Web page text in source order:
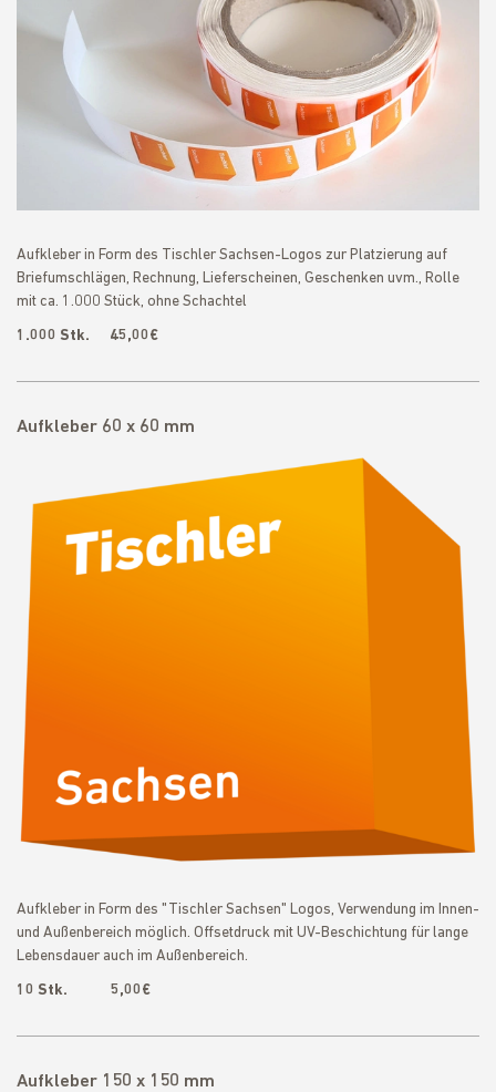
Aufkleber in Form des Tischler Sachsen-Logos zur Platzierung auf
Briefumschlägen, Rechnung, Lieferscheinen, Geschenken uvm., Rolle
mit ca. 1.000 Stück, ohne Schachtel
1.000 Stk. 45,00€
Aufkleber 60 x 60 mm
Aufkleber in Form des "Tischler Sachsen" Logos, Verwendung im Innen-
und Außenbereich möglich. Offsetdruck mit UV-Beschichtung für lange
Lebensdauer auch im Außenbereich.
10 Stk. 5,00€
Aufkleber 150 x 150 mm